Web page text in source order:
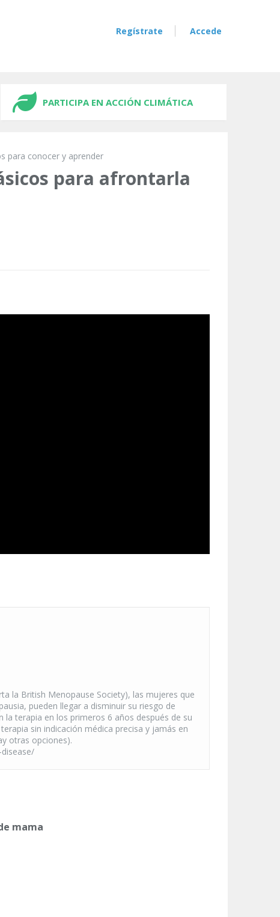
Regístrate Accede
PARTICIPA EN ACCIÓN CLIMÁTICA
para conocer y aprender
para afrontarla
la British Menopause Society), las mujeres que
pueden llegar a disminuir su riesgo de
terapia en los primeros 6 años después de su
sin indicación médica precisa y jamás en
otras opciones).
mama